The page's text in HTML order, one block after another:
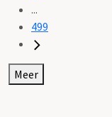
...
499
Meer